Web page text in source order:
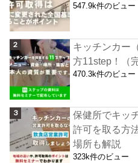
547.9k件のビュー
キッチンカー
方11step！（
470.3k件のビュー
保健所でキッ
許可を取る方
場所も解説
323k件のビュー